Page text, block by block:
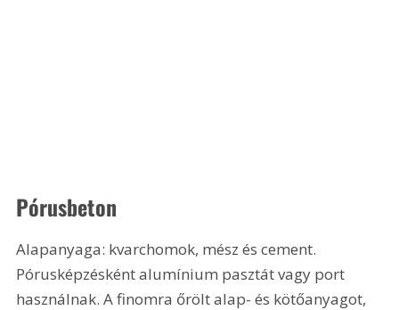
Pórusbeton
Alapanyaga: kvarchomok, mész és cement.
Pórusképzésként alumínium pasztát vagy port
használnak. A finomra őrölt alap- és kötőanyagot,